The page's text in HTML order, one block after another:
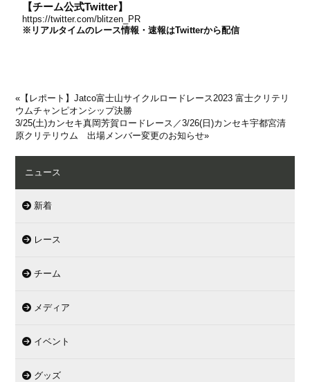
【チーム公式Twitter】
https://twitter.com/blitzen_PR
※リアルタイムのレース情報・速報はTwitterから配信
« 【レポート】Jatco富士山サイクルロードレース2023 富士クリテリ
ウムチャンピオンシップ決勝
3/25(土)カンセキ真岡芳賀ロードレース／3/26(日)カンセキ宇都宮清
原クリテリウム 出場メンバー変更のお知らせ»
ニュース
新着
レース
チーム
メディア
イベント
グッズ